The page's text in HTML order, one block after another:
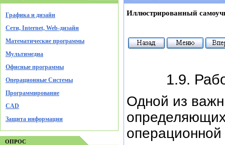
Графика и дизайн
Cети, Internet, Web-дизайн
Математические программы
Мультимедиа
Офисные программы
Операционные Системы
Программирование
CAD
Защита информации
ОПРОС
Иллюстрированный
1.9.
Одной из
операционной